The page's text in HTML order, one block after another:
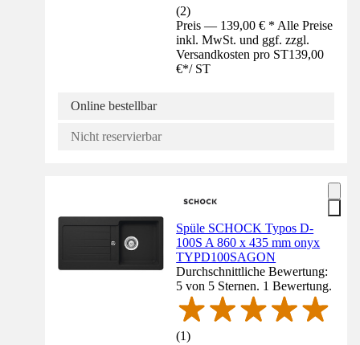
(2)
Preis — 139,00 € * Alle Preise
inkl. MwSt. und ggf. zzgl.
Versandkosten pro ST139,00
€*/ ST
Online bestellbar
Nicht reservierbar
Spüle SCHOCK Typos D-
100S A 860 x 435 mm onyx
TYPD100SAGON
Durchschnittliche Bewertung:
5 von 5 Sternen. 1 Bewertung.
(1)